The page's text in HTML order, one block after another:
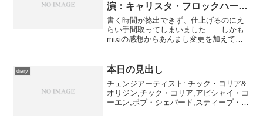
演：キャリスタ・フロックハート
／配給：XANADEUX
書く時間が捻出できず、仕上げるのにえ
らい手間取ってしまいました……しかも
mixiの感想からあんまし変更を加えてま
どうぞ。だいたいあの流れだと、封印し
なきゃいけないところ...
diary 本日の見出し
チェンジアーティスト: チック・コリア&
オリジン,チック・コリア,アビシャイ・コ
ーエン,ボブ・シェパード,スティーブ・ウ